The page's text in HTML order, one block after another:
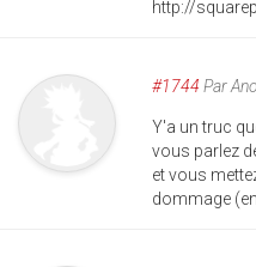
#1744 Par
Y'a un truc
vous parlez
et vous
dommage